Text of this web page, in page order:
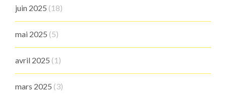
juin 2025 (18)
mai 2025 (5)
avril 2025 (1)
mars 2025 (3)